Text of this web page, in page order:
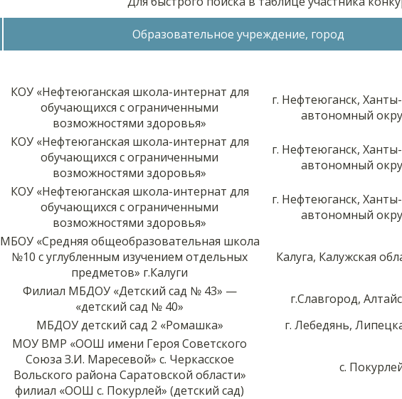
Образовательное учреждение, город
КОУ «Нефтеюганская школа-интернат для
обучающихся с ограниченными
возможностями здоровья»
г. Нефтеюганск,
автономный
КОУ «Нефтеюганская школа-интернат для
обучающихся с ограниченными
возможностями здоровья»
г. Нефтеюганск,
автономный
КОУ «Нефтеюганская школа-интернат для
обучающихся с ограниченными
возможностями здоровья»
г. Нефтеюганск,
автономный
МБОУ «Средняя общеобразовательная школа
№10 с углубленным изучением отдельных
предметов» г.Калуги
Калуга, Калужская
Филиал МБДОУ «Детский сад № 43» —
«детский сад № 40»
г.Славгород,
МБДОУ детский сад 2 «Ромашка» г. Лебедянь,
МОУ ВМР «ООШ имени Героя Советского
Союза З.И. Маресевой» с. Черкасское
Вольского района Саратовской области»
филиал «ООШ с. Покурлей» (детский сад)
с.